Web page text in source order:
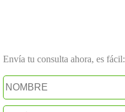
Envía tu consulta ahora, es fácil: